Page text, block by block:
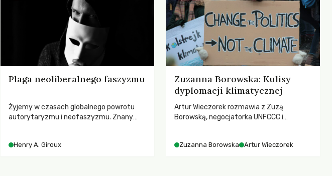
Plaga neoliberalnego faszyzmu
Żyjemy w czasach globalnego powrotu
autorytaryzmu i neofaszyzmu. Znany
społeczeństwo. Czy współczesne
Henry A. Giroux
Zuzanna Borowska: Kulisy
dyplomacji klimatycznej
Artur Wieczorek rozmawia z Zuzą
Borowską, negocjatorka UNFCCC i
ruchach klimatycznych
Zuzanna Borowska Artur Wieczorek